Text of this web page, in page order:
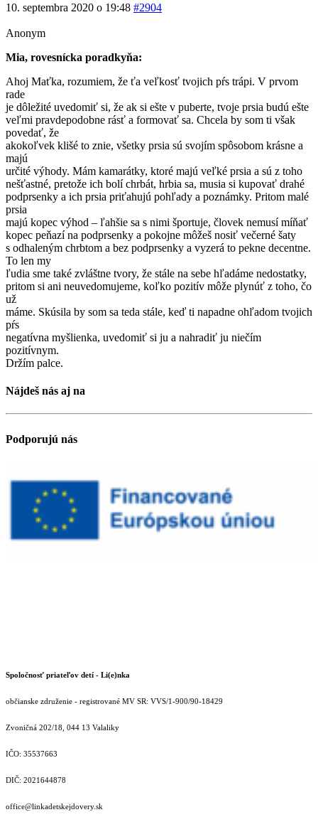
10. septembra 2020 o 19:48 #2904
Anonym
Mia, rovesnícka poradkyňa:
Ahoj Maťka, rozumiem, že ťa veľkosť tvojich pŕs trápi. V prvom
rade
je dôležité uvedomiť si, že ak si ešte v puberte, tvoje prsia budú ešte
veľmi pravdepodobne rásť a formovať sa. Chcela by som ti však
povedať, že
akokoľvek klišé to znie, všetky prsia sú svojím spôsobom krásne a
majú
určité výhody. Mám kamarátky, ktoré majú veľké prsia a sú z toho
nešťastné, pretože ich bolí chrbát, hrbia sa, musia si kupovať drahé
podprsenky a ich prsia priťahujú pohľady a poznámky. Pritom malé
prsia
majú kopec výhod – ľahšie sa s nimi športuje, človek nemusí míňať
kopec peňazí na podprsenky a pokojne môžeš nosiť večerné šaty
s odhaleným chrbtom a bez podprsenky a vyzerá to pekne decentne.
To len my
ľudia sme také zvláštne tvory, že stále na sebe hľadáme nedostatky,
pritom si ani neuvedomujeme, koľko pozitív môže plynúť z toho, čo
už
máme. Skúsila by som sa teda stále, keď ti napadne ohľadom tvojich
pŕs
negatívna myšlienka, uvedomiť si ju a nahradiť ju niečím
pozitívnym.
Držím palce.
Nájdeš nás aj na
Podporujú nás
Spoločnosť priateľov detí - Li(e)nka
občianske združenie - registrované MV SR: VVS/1-900/90-18429
Zvoničná 202/18, 044 13 Valaliky
IČO: 35537663
DIČ: 2021644878
office@linkadetskejdovery.sk